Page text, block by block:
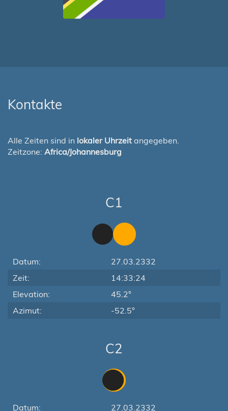
Kontakte
Alle Zeiten sind in lokaler Uhrzeit angegeben.
Zeitzone: Africa/Johannesburg
C1
Datum:
27.03.2332
Zeit:
14:33:24
Elevation:
45.2°
Azimut:
-52.5°
C2
Datum: 27.03.2332